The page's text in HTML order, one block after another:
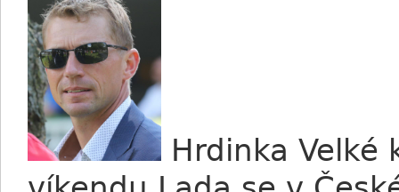
Hrdinka Velké